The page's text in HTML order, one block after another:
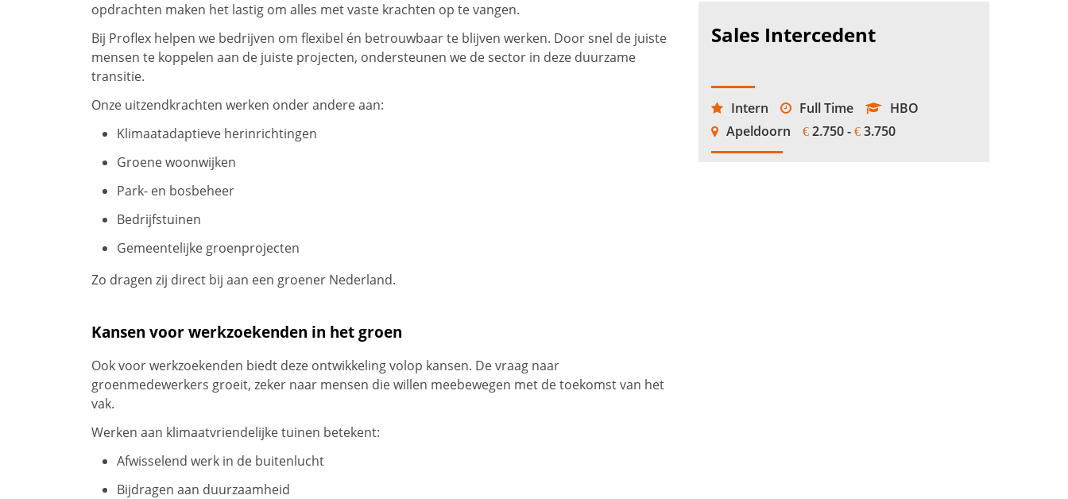
opdrachten maken het lastig om alles met vaste krachten op te vangen.
Bij Proflex helpen we bedrijven om flexibel én betrouwbaar te blijven werken. Door snel de juiste
mensen te koppelen aan de juiste projecten, ondersteunen we de sector in deze duurzame
transitie.
Onze uitzendkrachten werken onder andere aan:
Klimaatadaptieve herinrichtingen
Groene woonwijken
Park- en bosbeheer
Bedrijfstuinen
Gemeentelijke groenprojecten
Zo dragen zij direct bij aan een groener Nederland.
Kansen voor werkzoekenden in het groen
Ook voor werkzoekenden biedt deze ontwikkeling volop kansen. De vraag naar
groenmedewerkers groeit, zeker naar mensen die willen meebewegen met de toekomst van het
vak.
Werken aan klimaatvriendelijke tuinen betekent:
Afwisselend werk in de buitenlucht
Bijdragen aan duurzaamheid
Sales Intercedent
Intern Full Time
HBO
Apeldoorn
€ 2.750 - € 3.750